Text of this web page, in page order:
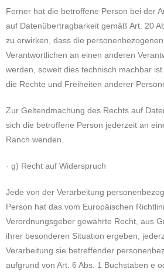
Ferner hat die betroffene Person bei der
auf Datenübertragbarkeit gemäß Art. 20
zu erwirken, dass die
Verantwortlichen an einen anderen
werden, soweit dies technisch machbar
die Rechte und Freiheiten anderer
Zur Geltendmachung des Rechts auf
sich die betroffene Person jederzeit an
Ranch wenden.
· g) Recht auf Widerspruch
Jede von der Verarbeitung
Person hat das vom Europäischen
Verordnungsgeber gewährte Recht, aus
ihrer besonderen Situation ergeben,
Verarbeitung sie betreffender
aufgrund von Art. 6 Abs. 1 Buchstaben e